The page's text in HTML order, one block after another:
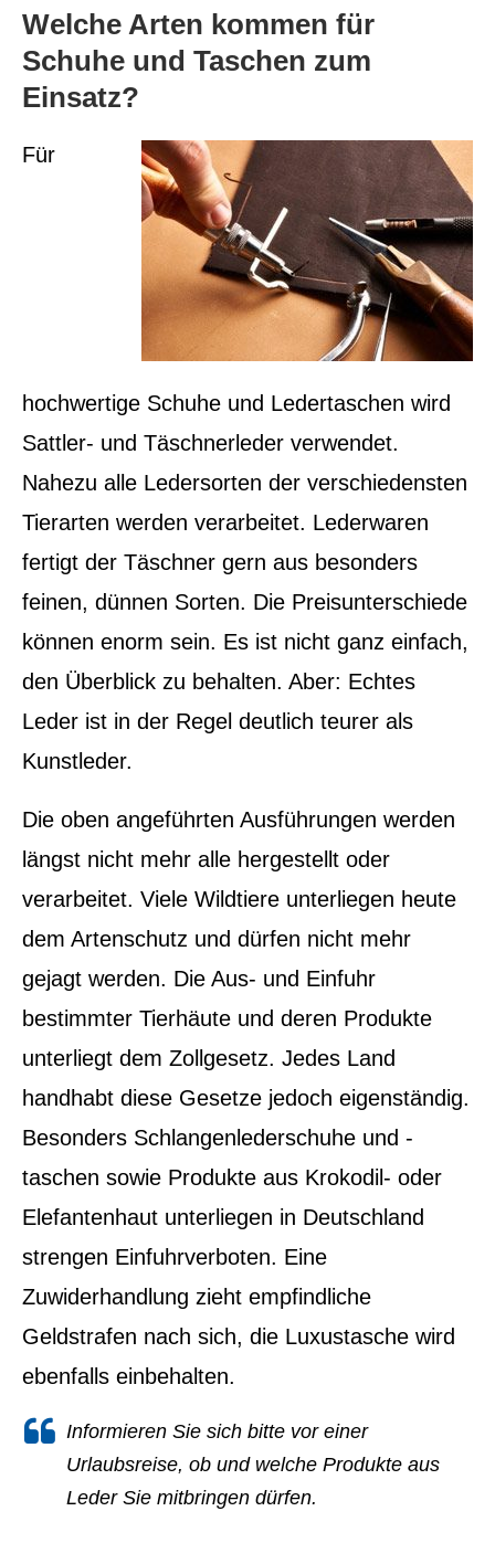
Welche Arten kommen für
Schuhe und Taschen zum
Einsatz?
Für
hochwertige Schuhe und Ledertaschen wird
Sattler- und Täschnerleder verwendet.
Nahezu alle Ledersorten der verschiedensten
Tierarten werden verarbeitet. Lederwaren
fertigt der Täschner gern aus besonders
feinen, dünnen Sorten. Die Preisunterschiede
können enorm sein. Es ist nicht ganz einfach,
den Überblick zu behalten. Aber: Echtes
Leder ist in der Regel deutlich teurer als
Kunstleder.
Die oben angeführten Ausführungen werden
längst nicht mehr alle hergestellt oder
verarbeitet. Viele Wildtiere unterliegen heute
dem Artenschutz und dürfen nicht mehr
gejagt werden. Die Aus- und Einfuhr
bestimmter Tierhäute und deren Produkte
unterliegt dem Zollgesetz. Jedes Land
handhabt diese Gesetze jedoch eigenständig.
Besonders Schlangenlederschuhe und -
taschen sowie Produkte aus Krokodil- oder
Elefantenhaut unterliegen in Deutschland
strengen Einfuhrverboten. Eine
Zuwiderhandlung zieht empfindliche
Geldstrafen nach sich, die Luxustasche wird
ebenfalls einbehalten.
Informieren Sie sich bitte vor einer
Urlaubsreise, ob und welche Produkte aus
Leder Sie mitbringen dürfen.